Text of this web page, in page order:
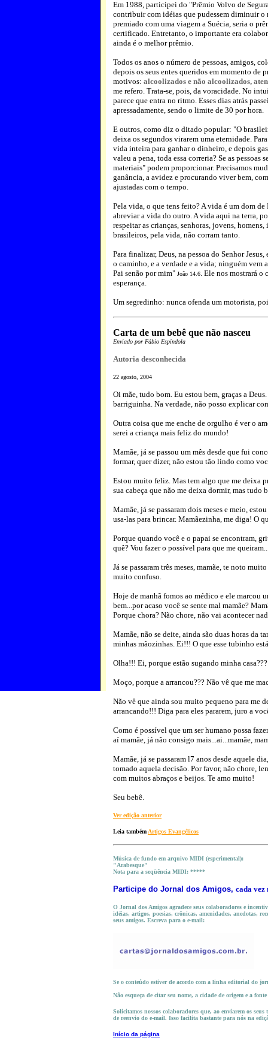
Em 1988, participei do "Prêmio Volvo de
contribuir com idéias que pudessem diminuir o
premiado com uma viagem a Suécia, seria o
certificado. Entretanto, o importante era
ainda é o melhor prêmio.
Todos os anos o número de pessoas, amigos,
depois os seus entes queridos em momento de
motivos: alcoolizados e não alcoolizados,
me refero. Trata-se, pois, da voracidade. No
parece que entra no ritmo. Esses dias atrás
apressadamente, sendo o limite de 30 por hora.
E outros, como diz o ditado popular: "O
deixa os segundos virarem uma eternidade.
vida inteira para ganhar o dinheiro, e depois
valeu a pena, toda essa correria? Se as pessoas
materiais" podem proporcionar. Precisamos
ganância, a avidez e procurando viver bem,
ajustadas com o tempo.
Pela vida, o que tens feito? A vida é um dom
abreviar a vida do outro. A vida aqui na terra,
respeitar as crianças, senhoras, jovens,
brasileiros, pela vida, não corram tanto.
Para finalizar, Deus, na pessoa do Senhor
o caminho, e a verdade e a vida; ninguém vem
Pai senão por mim" João 14.6. Ele nos mostrará o
esperança.
Um segredinho: nunca ofenda um motorista,
Carta de um bebê que não nasceu
Enviado por Fábio Espíndola
Autoria desconhecida
22 agosto, 2004
Oi mãe, tudo bom. Eu estou bem, graças a
barriguinha. Na verdade, não posso explicar
Outra coisa que me enche de orgulho é ver o
serei a criança mais feliz do mundo!
Mamãe, já se passou um mês desde que fui
formar, quer dizer, não estou tão lindo como
Estou muito feliz. Mas tem algo que me deixa
sua cabeça que não me deixa dormir, mas tudo
Mamãe, já se passaram dois meses e meio,
usa-las para brincar. Mamãezinha, me diga! O
Porque quando você e o papai se encontram,
quê? Vou fazer o possível para que me
Já se passaram três meses, mamãe, te noto
muito confuso.
Hoje de manhã fomos ao médico e ele marcou
bem...por acaso você se sente mal mamãe?
Porque chora? Não chore, não vai acontecer
Mamãe, não se deite, ainda são duas horas da
minhas mãozinhas. Ei!!! O que esse tubinho
Olha!!! Ei, porque estão sugando minha
Moço, porque a arrancou??? Não vê que me
Não vê que ainda sou muito pequeno para me
arrancando!!! Diga para eles pararem, juro a
Como é possível que um ser humano possa
aí mamãe, já não consigo mais...ai...mamãe,
Mamãe, já se passaram l7 anos desde aquele
tomado aquela decisão. Por favor, não chore,
com muitos abraços e beijos. Te amo muito!
Seu bebê.
Ver edição anterior
Leia também Artigos Evangélicos
Música de fundo em arquivo MIDI (esperimental):
"Arabesque"
Nota para a seqüência MIDI: *****
Participe do Jornal dos Amigos, cada
O Jornal dos Amigos agradece seus colaboradores e
idéias, artigos, poesias, crônicas, amenidades, anedotas,
seus amigos. Escreva para o e-mail:
Se o conteúdo estiver de acordo com a linha editorial do
Não esqueça de citar seu nome, a cidade de origem e a
Solicitamos nossos colaboradores que, ao enviarem os
de reenvio do e-mail. Isso facilita bastante para nós na
Início da página